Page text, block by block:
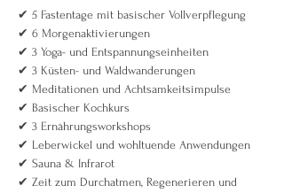
✔ 5 Fastentage mit basischer Vollverpflegung
✔ 6 Morgenaktivierungen
✔ 3 Yoga- und Entspannungseinheiten
✔ 3 Küsten- und Waldwanderungen
✔ Meditationen und Achtsamkeitsimpulse
✔ Basischer Kochkurs
✔ 3 Ernährungsworkshops
✔ Leberwickel und wohltuende Anwendungen
✔ Sauna & Infrarot
✔ Zeit zum Durchatmen, Regenerieren und